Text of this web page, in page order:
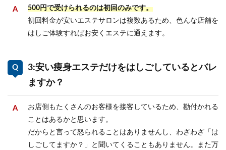
500円で受けられるのは初回のみです。
初回料金が安いエステサロンは複数あるため、色んな店舗を
はしご体験すればお安くエステに通えます。
3:安い痩身エステだけをはしごしているとバレ
ますか？
お店側もたくさんのお客様を接客しているため、勘付かれる
ことはあるかと思います。
だからと言って怒られることはありませんし、わざわざ「は
しごしてますか？」と聞いてくることもありません。また万